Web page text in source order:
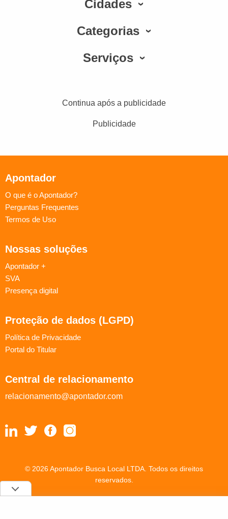
Cidades
Categorias
Serviços
Continua após a publicidade
Publicidade
Apontador
O que é o Apontador?
Perguntas Frequentes
Termos de Uso
Nossas soluções
Apontador +
SVA
Presença digital
Proteção de dados (LGPD)
Política de Privacidade
Portal do Titular
Central de relacionamento
relacionamento@apontador.com
© 2026 Apontador Busca Local LTDA. Todos os direitos
reservados.